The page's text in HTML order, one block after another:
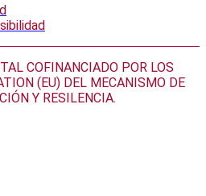
COFINANCIADO POR LOS
(EU) DEL MECANISMO DE
Y RESILENCIA.